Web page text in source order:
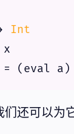
Int
们还可以为